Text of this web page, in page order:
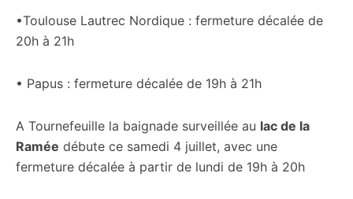
•Toulouse Lautrec Nordique : fermeture décalée de
20h à 21h
• Papus : fermeture décalée de 19h à 21h
A Tournefeuille la baignade surveillée au lac de la
Ramée débute ce samedi 4 juillet, avec une
fermeture décalée à partir de lundi de 19h à 20h